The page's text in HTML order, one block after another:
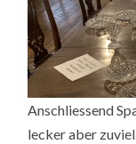
Anschliessend
lecker aber